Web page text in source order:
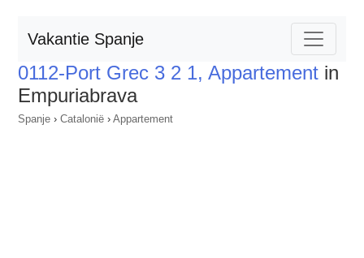
Vakantie Spanje
0112-Port Grec 3 2 1, Appartement in
Empuriabrava
Spanje › Catalonië › Appartement